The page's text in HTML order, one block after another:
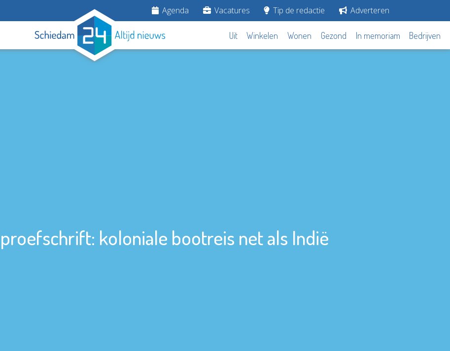
Agenda Vacatures Tip de redactie Adverteren
Uit Winkelen Wonen Gezond In memoriam Bedrijven
koloniale bootreis net als Indië